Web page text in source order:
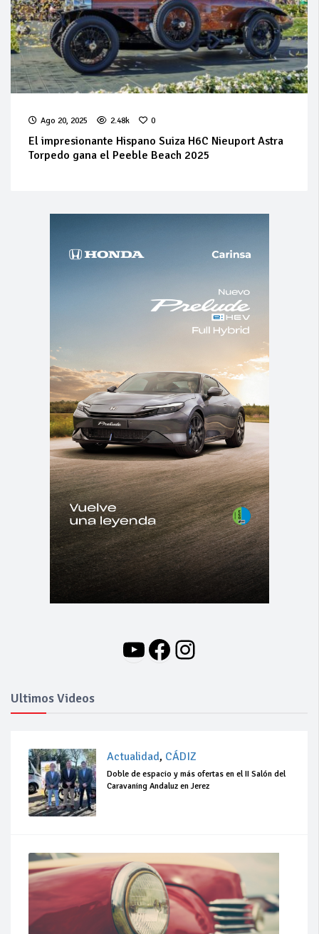
Ago 20, 2025 2.48k 0
El impresionante Hispano Suiza H6C Nieuport Astra
Torpedo gana el Peeble Beach 2025
YouTube
Facebook
Instagram
Ultimos Videos
Actualidad, CÁDIZ
Doble de espacio y más ofertas en el II Salón del
Caravaning Andaluz en Jerez